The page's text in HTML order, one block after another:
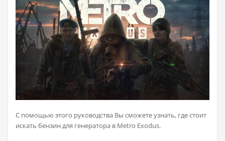
С помощью этого руководства Вы сможете узнать, где стоит
искать бензин для генератора в Metro Exodus.